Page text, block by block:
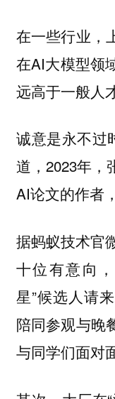
在一些行业，
在AI大模型领
远高于一般人
诚意是永不过
道，2023年，
AI论文的作者
据蚂蚁技术官
十位有意向
星”候选人请
陪同参观与晚
与同学们面对